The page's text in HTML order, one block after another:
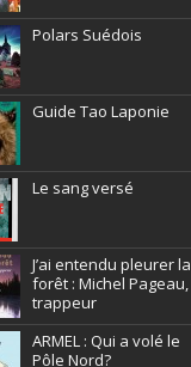
Polars Suédois
Guide Tao Laponie
Le sang versé
J’ai entendu pleurer la
forêt : Michel Pageau,
trappeur
ARMEL : Qui a volé le
Pôle Nord?